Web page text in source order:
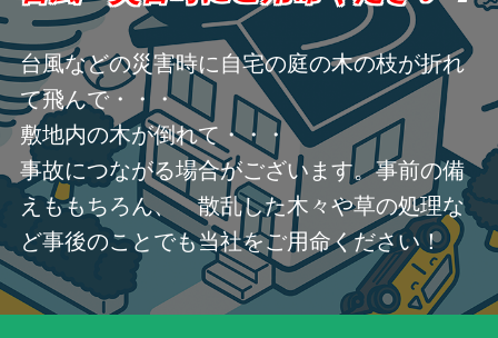
台風などの災害時に自宅の庭の木の枝が折れ
て飛んで・・・
敷地内の木が倒れて・・・
事故につながる場合がございます。事前の備
えももちろん、 散乱した木々や草の処理な
ど事後のことでも当社をご用命ください！